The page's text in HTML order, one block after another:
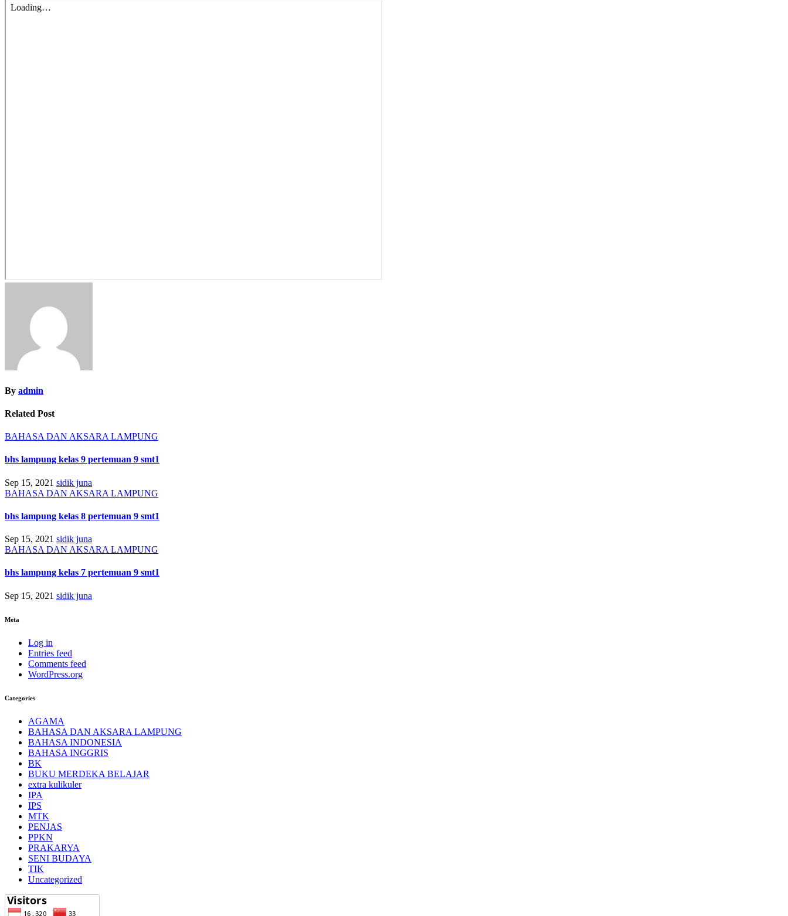
By admin
Related Post
BAHASA DAN AKSARA LAMPUNG
bhs lampung kelas 9 pertemuan 9 smt1
Sep 15, 2021 sidik juna
BAHASA DAN AKSARA LAMPUNG
bhs lampung kelas 8 pertemuan 9 smt1
Sep 15, 2021 sidik juna
BAHASA DAN AKSARA LAMPUNG
bhs lampung kelas 7 pertemuan 9 smt1
Sep 15, 2021 sidik juna
Meta
Log in
Entries feed
Comments feed
WordPress.org
Categories
AGAMA
BAHASA DAN AKSARA LAMPUNG
BAHASA INDONESIA
BAHASA INGGRIS
BK
BUKU MERDEKA BELAJAR
extra kulikuler
IPA
IPS
MTK
PENJAS
PPKN
PRAKARYA
SENI BUDAYA
TIK
Uncategorized